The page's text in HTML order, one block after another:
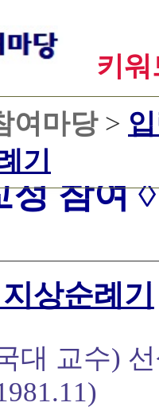
키
여마당>
기
정 참여 ◊
상순례기
대 교수)